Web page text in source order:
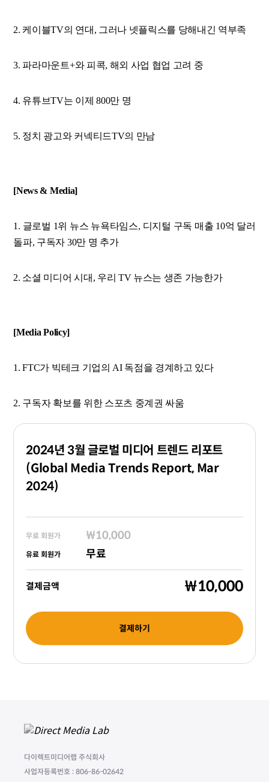
2. 케이블TV의 연대, 그러나 넷플릭스를 당해내긴 역부족
3. 파라마운트+와 피콕, 해외 사업 협업 고려 중
4. 유튜브TV는 이제 800만 명
5. 정치 광고와 커넥티드TV의 만남
[News & Media]
1. 글로벌 1위 뉴스 뉴욕타임스, 디지털 구독 매출 10억 달러
돌파, 구독자 30만 명 추가
2. 소셜 미디어 시대, 우리 TV 뉴스는 생존 가능한가
[Media Policy]
1. FTC가 빅테크 기업의 AI 독점을 경계하고 있다
2. 구독자 확보를 위한 스포츠 중계권 싸움
2024년 3월 글로벌 미디어 트렌드 리포트
(Global Media Trends Report, Mar
2024)
무료 회원가 ₩10,000
유료 회원가 무료
결제금액 ₩10,000
결제하기
다이렉트미디어랩 주식회사
사업자등록번호 : 806-86-02642